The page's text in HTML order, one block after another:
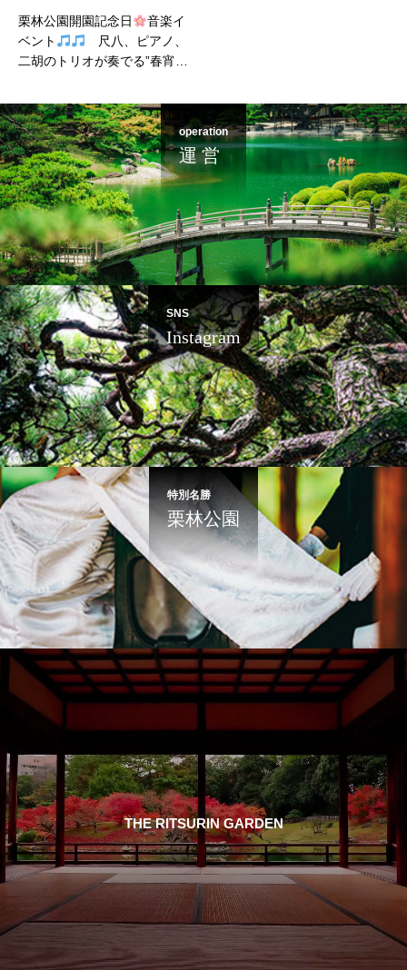
栗林公園開園記念日
音楽イ
ベント
尺八、ピアノ、
二胡のトリオが奏でる”春宵コ
operation
運 営
SNS
Instagram
特別名勝
栗林公園
THE RITSURIN GARDEN